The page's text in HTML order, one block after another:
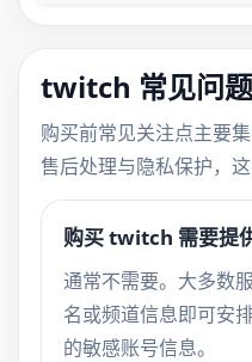
twitch 常见问题
购买前常见关注点主要
售后处理与隐私保护，
购买 twitch 需要提
通常不需要。大多数
名或频道信息即可安
的敏感账号信息。